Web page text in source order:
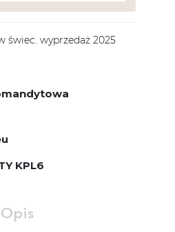
świec, wyprzedaż 2025
KPL6
Opis